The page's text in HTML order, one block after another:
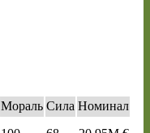
Мораль Сила Номинал